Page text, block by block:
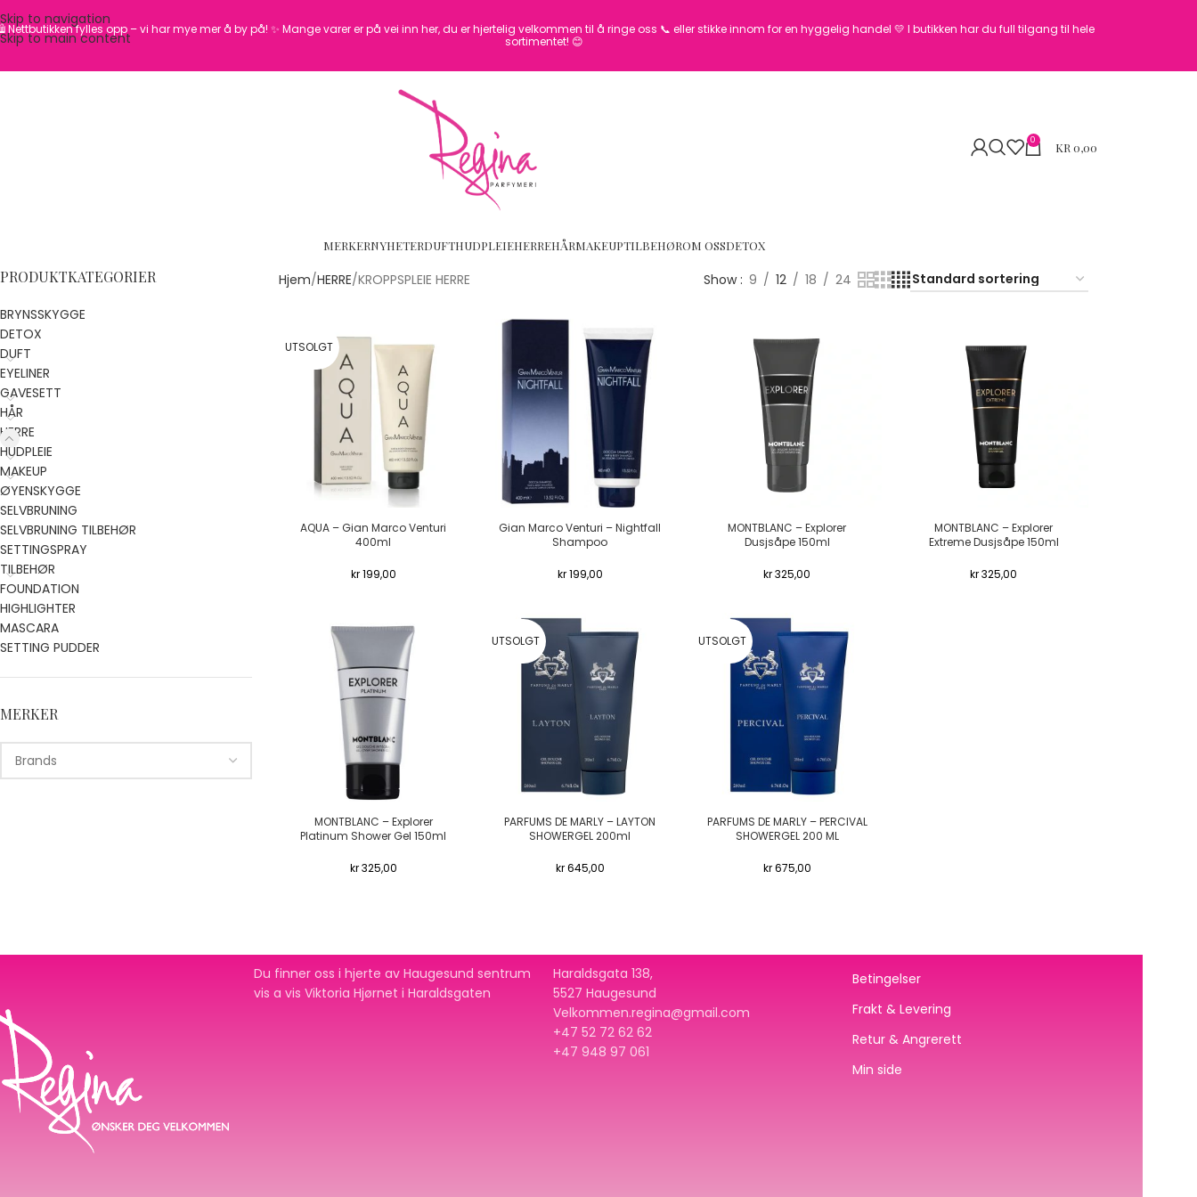
Skip to navigation
Skip to main content
Nettbutikken fylles opp – vi har mye mer å by på! ✨ Mange varer er på vei inn her, du er hjertelig velkommen til å ringe oss 📞 eller stikke innom for en hyggelig handel 💛 I butikken har du full tilgang til hele
sortimentet! 😊
0 KR 0,00
MERKERNYHETERDUFTHUDPLEIEHERREHÅRMAKEUPTILBEHØROM OSSDETOX
PRODUKTKATEGORIER
BRYNSSKYGGE
DETOX
DUFT
EYELINER
GAVESETT
HÅR
HERRE
HUDPLEIE
MAKEUP
ØYENSKYGGE
SELVBRUNING
SELVBRUNING TILBEHØR
SETTINGSPRAY
TILBEHØR
FOUNDATION
HIGHLIGHTER
MASCARA
SETTING PUDDER
MERKER
Hjem HERRE KROPPSPLEIE HERRE Show 9 12 18 24
UTSOLGT
AQUA – Gian Marco Venturi
400ml
kr199,00
Gian Marco Venturi – Nightfall
Shampoo
kr199,00
MONTBLANC – Explorer
Dusjsåpe 150ml
kr325,00
MONTBLANC – Explorer
Extreme Dusjsåpe 150ml
kr325,00
MONTBLANC – Explorer
Platinum Shower Gel 150ml
kr325,00
UTSOLGT
PARFUMS DE MARLY – LAYTON
SHOWERGEL 200ml
kr645,00
UTSOLGT
PARFUMS DE MARLY – PERCIVAL
SHOWERGEL 200 ML
kr675,00
Du finner oss i hjerte av Haugesund sentrum
vis a vis Viktoria Hjørnet i Haraldsgaten
Haraldsgata 138,
5527 Haugesund
Velkommen.regina@gmail.com
+47 52 72 62 62
+47 948 97 061
Betingelser
Frakt & Levering
Retur & Angrerett
Min side